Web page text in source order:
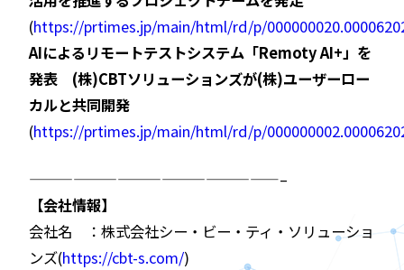
(https://prtimes.jp/main/html/rd/p/
AIによるリモートテストシステム「Remoty AI+」を
発表 (株)CBTソリューションズが(株)ユーザーロー
カルと共同開発
(https://prtimes.jp/main/html/rd/p/
—————————————————–
【会社情報】
会社名 ：株式会社シー・ビー・ティ・ソリューショ
ンズ(https://cbt-s.com/)